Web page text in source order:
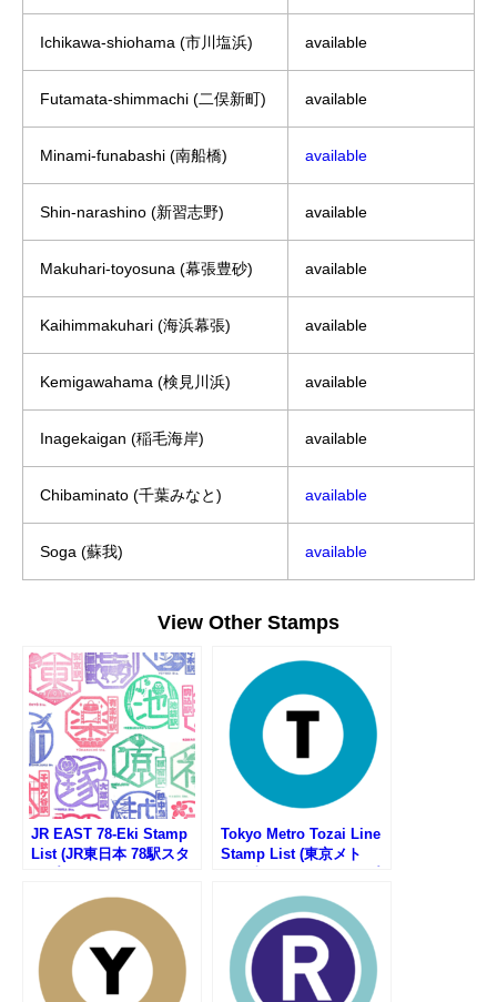
Ichikawa-shiohama (市川塩浜) available
Futamata-shimmachi (二俣新町) available
Minami-funabashi (南船橋) available
Shin-narashino (新習志野) available
Makuhari-toyosuna (幕張豊砂) available
Kaihimmakuhari (海浜幕張) available
Kemigawahama (検見川浜) available
Inagekaigan (稲毛海岸) available
Chibaminato (千葉みなと) available
Soga (蘇我) available
View Other Stamps
JR EAST 78-Eki Stamp
List (JR東日本 78駅スタ
Tokyo Metro Tozai Line
Stamp List (東京メト